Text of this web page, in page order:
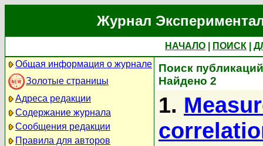
Журнал
НАЧАЛО ПОИСК
Общая информация о журнале
Золотые страницы
Адреса редакции
Содержание журнала
Сообщения редакции
Правила для авторов
Поиск
Найдено 2
1.